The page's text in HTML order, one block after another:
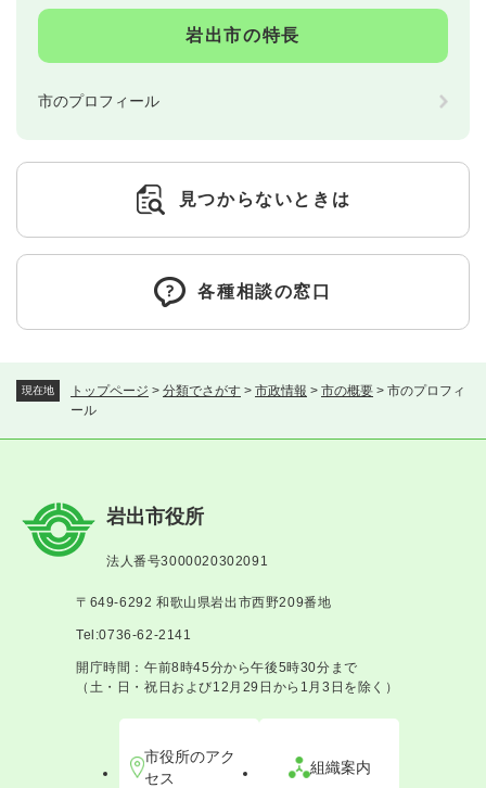
現在地 トップページ > 分類でさがす > 市政情報 > 市の概要 > 市のプロフィ
ール
岩出市の特長
市のプロフィール
見つからないときは
各種相談の窓口
岩出市役所
法人番号3000020302091
〒649-6292 和歌山県岩出市西野209番地
Tel:0736-62-2141
開庁時間：午前8時45分から午後5時30分まで
（土・日・祝日および12月29日から1月3日を除く）
市役所のアク
セス
組織案内